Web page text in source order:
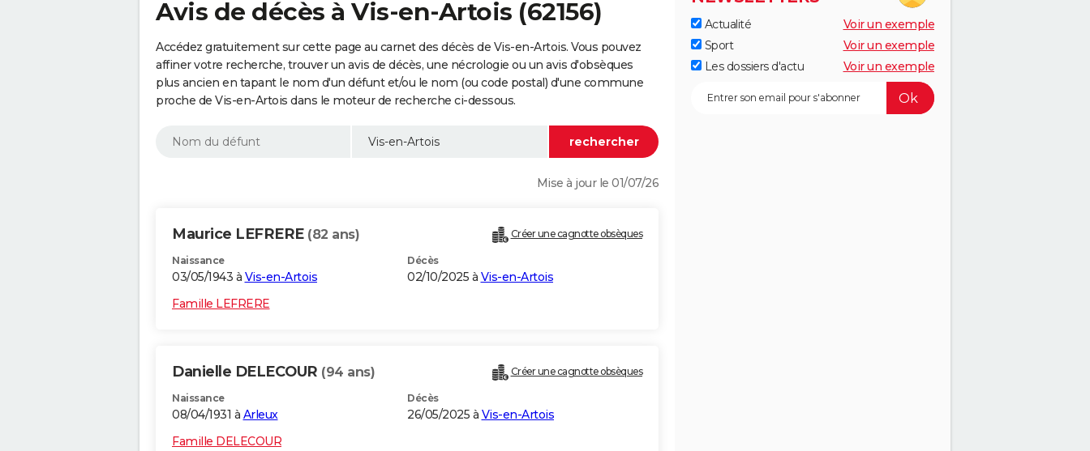
Avis de décès à Vis-en-Artois (62156)
Accédez gratuitement sur cette page au carnet des décès de Vis-en-Artois. Vous pouvez
affiner votre recherche, trouver un avis de décès, une nécrologie ou un avis d'obsèques
plus ancien en tapant le nom d'un défunt et/ou le nom (ou code postal) d'une commune
proche de Vis-en-Artois dans le moteur de recherche ci-dessous.
Mise à jour le 01/07/26
Maurice LEFRERE (82 ans) Créer une cagnotte obsèques
Naissance
03/05/1943 à Vis-en-Artois
Décès
02/10/2025 à Vis-en-Artois
Famille LEFRERE
Danielle DELECOUR (94 ans) Créer une cagnotte obsèques
Naissance
08/04/1931 à Arleux
Décès
26/05/2025 à Vis-en-Artois
Famille DELECOUR
Actualité
Voir un exemple
Sport
Voir un exemple
Les dossiers d'actu
Voir un exemple